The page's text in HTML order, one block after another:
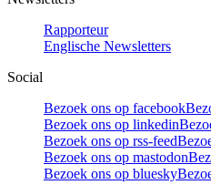
Rapporteur
Englische Newsletters
Social
Bezoek ons op facebook
Bezoek ons op linkedin
Bezoek ons op rss-feed
Bezoek ons op mastodon
Bezoek ons op bluesky